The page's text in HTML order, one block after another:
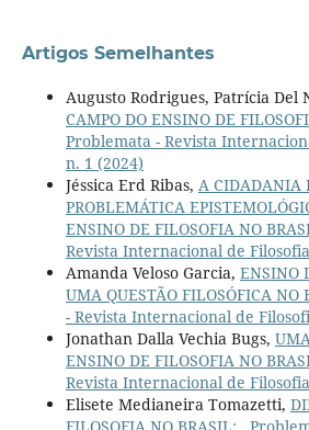
Artigos Semelhantes
Augusto Rodrigues, Patrícia Del
CAMPO DO ENSINO DE
Problemata - Revista
n. 1 (2024)
Jéssica Erd Ribas, A CIDADANIA
PROBLEMÁTICA
ENSINO DE FILOSOFIA NO
Revista Internacional de
Amanda Veloso Garcia, ENSINO
UMA QUESTÃO FILOSÓFICA NO
- Revista Internacional de
Jonathan Dalla Vechia Bugs,
ENSINO DE FILOSOFIA NO
Revista Internacional de
Elisete Medianeira Tomazetti,